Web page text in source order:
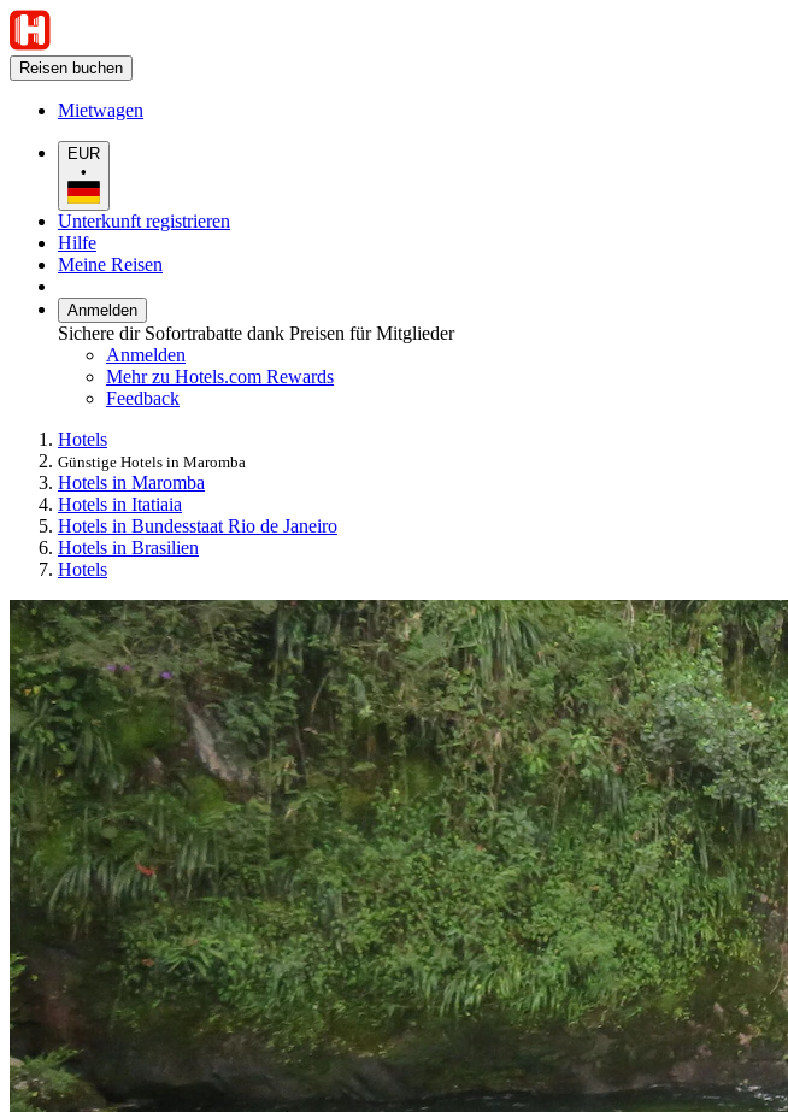
Reisen buchen
Mietwagen
EUR
•
Unterkunft registrieren
Hilfe
Meine Reisen
Anmelden
Sichere dir Sofortrabatte dank Preisen für Mitglieder
Anmelden
Mehr zu Hotels.com Rewards
Feedback
Hotels
Günstige Hotels in Maromba
Hotels in Maromba
Hotels in Itatiaia
Hotels in Bundesstaat Rio de Janeiro
Hotels in Brasilien
Hotels